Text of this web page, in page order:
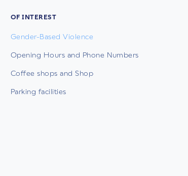
OF INTEREST
Gender-Based Violence
Opening Hours and Phone Numbers
Coffee shops and Shop
Parking facilities